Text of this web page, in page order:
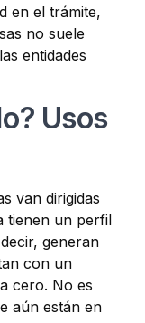
en el trámite,
no suele
entidades
Usos
van dirigidas
tienen un perfil
generan
con un
cero. No es
aún están en